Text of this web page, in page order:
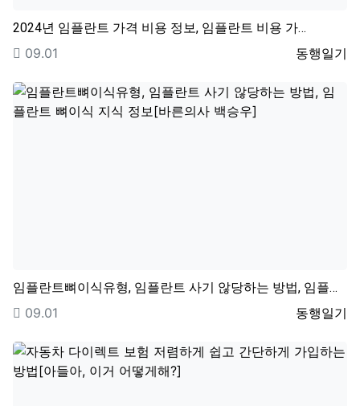
2024년 임플란트 가격 비용 정보, 임플란트 비용 가…
등록자
동행일기
등록일
09.01
임플란트뼈이식유형, 임플란트 사기 않당하는 방법, 임플…
등록자
동행일기
등록일
09.01